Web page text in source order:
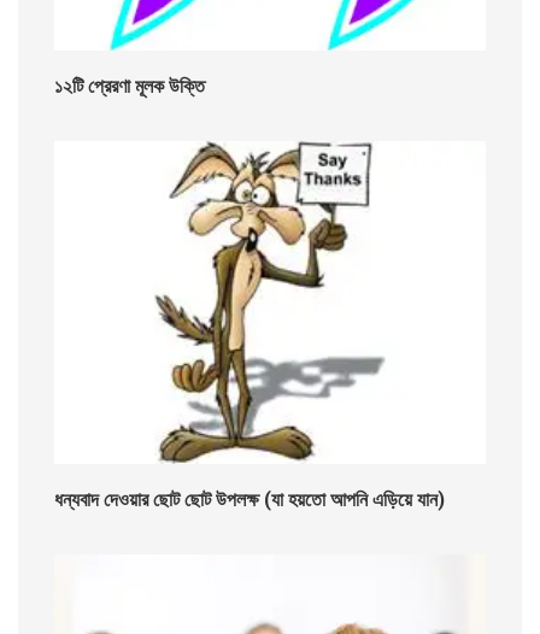
১২টি প্রেরণা মূলক উক্তি
ধন্যবাদ দেওয়ার ছোট ছোট উপলক্ষ (যা হয়তো আপনি এড়িয়ে যান)